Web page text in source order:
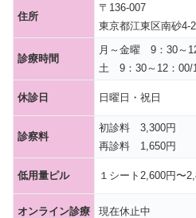
住所
〒136-007
東京都江東区南砂4-
診療時間
月～金曜 9：30～
土 9：30～12：00/
休診日 日曜日・祝日
診察料
初診料 3,300円
再診料 1,650円
低用量ピル １シート2,600円〜
オンライン診療 現在休止中